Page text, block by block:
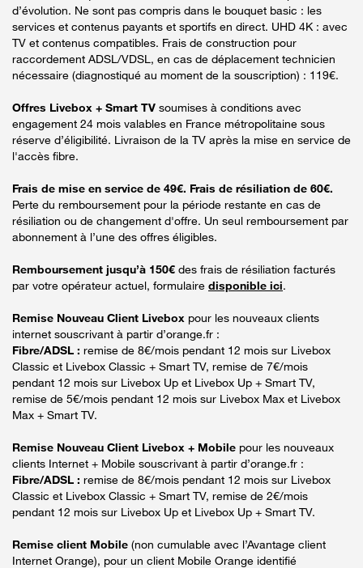
d’évolution. Ne sont pas compris dans le bouquet basic : les
services et contenus payants et sportifs en direct. UHD 4K : avec
TV et contenus compatibles. Frais de construction pour
raccordement ADSL/VDSL, en cas de déplacement technicien
nécessaire (diagnostiqué au moment de la souscription) : 119€.
Offres Livebox + Smart TV soumises à conditions avec
engagement 24 mois valables en France métropolitaine sous
réserve d’éligibilité. Livraison de la TV après la mise en service de
l'accès fibre.
Frais de mise en service de 49€. Frais de résiliation de 60€.
Perte du remboursement pour la période restante en cas de
résiliation ou de changement d'offre. Un seul remboursement par
abonnement à l’une des offres éligibles.
Remboursement jusqu’à 150€ des frais de résiliation facturés
par votre opérateur actuel, formulaire disponible ici.
Remise Nouveau Client Livebox pour les nouveaux clients
internet souscrivant à partir d’orange.fr :
Fibre/ADSL : remise de 8€/mois pendant 12 mois sur Livebox
Classic et Livebox Classic + Smart TV, remise de 7€/mois
pendant 12 mois sur Livebox Up et Livebox Up + Smart TV,
remise de 5€/mois pendant 12 mois sur Livebox Max et Livebox
Max + Smart TV.
Remise Nouveau Client Livebox + Mobile pour les nouveaux
clients Internet + Mobile souscrivant à partir d’orange.fr :
Fibre/ADSL : remise de 8€/mois pendant 12 mois sur Livebox
Classic et Livebox Classic + Smart TV, remise de 2€/mois
pendant 12 mois sur Livebox Up et Livebox Up + Smart TV.
Remise client Mobile (non cumulable avec l’Avantage client
Internet Orange), pour un client Mobile Orange identifié